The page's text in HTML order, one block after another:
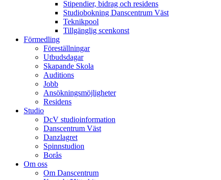
Stipendier, bidrag och residens
Studiobokning Danscentrum Väst
Teknikpool
Tillgänglig scenkonst
Förmedling
Föreställningar
Utbudsdagar
Skapande Skola
Auditions
Jobb
Ansökningsmöjligheter
Residens
Studio
DcV studioinformation
Danscentrum Väst
Danzlagret
Spinnstudion
Borås
Om oss
Om Danscentrum